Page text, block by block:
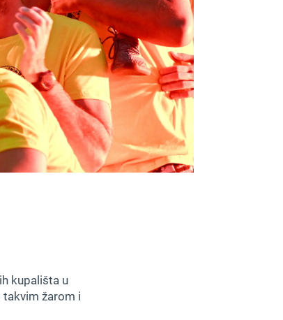
kupališta u
žarom i